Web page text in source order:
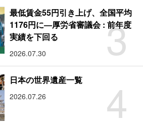
3
最低賃金55円引き上げ、全国平均
1176円に―厚労省審議会 : 前年度
実績を下回る
2026.07.30
4
日本の世界遺産一覧
2026.07.26